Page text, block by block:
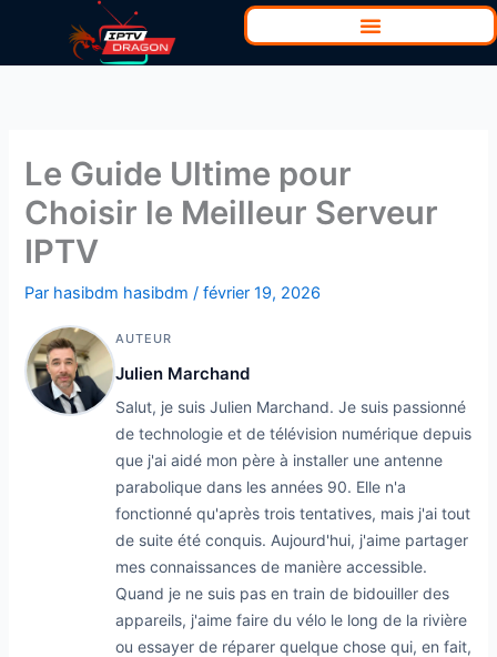
contenu
Le Guide Ultime pour
Choisir le Meilleur Serveur
IPTV
Par hasibdm hasibdm/février 19, 2026
AUTEUR
Julien Marchand
Salut, je suis Julien Marchand. Je suis passionné
de technologie et de télévision numérique depuis
que j'ai aidé mon père à installer une antenne
parabolique dans les années 90. Elle n'a
fonctionné qu'après trois tentatives, mais j'ai tout
de suite été conquis. Aujourd'hui, j'aime partager
mes connaissances de manière accessible.
Quand je ne suis pas en train de bidouiller des
appareils, j'aime faire du vélo le long de la rivière
ou essayer de réparer quelque chose qui, en fait,